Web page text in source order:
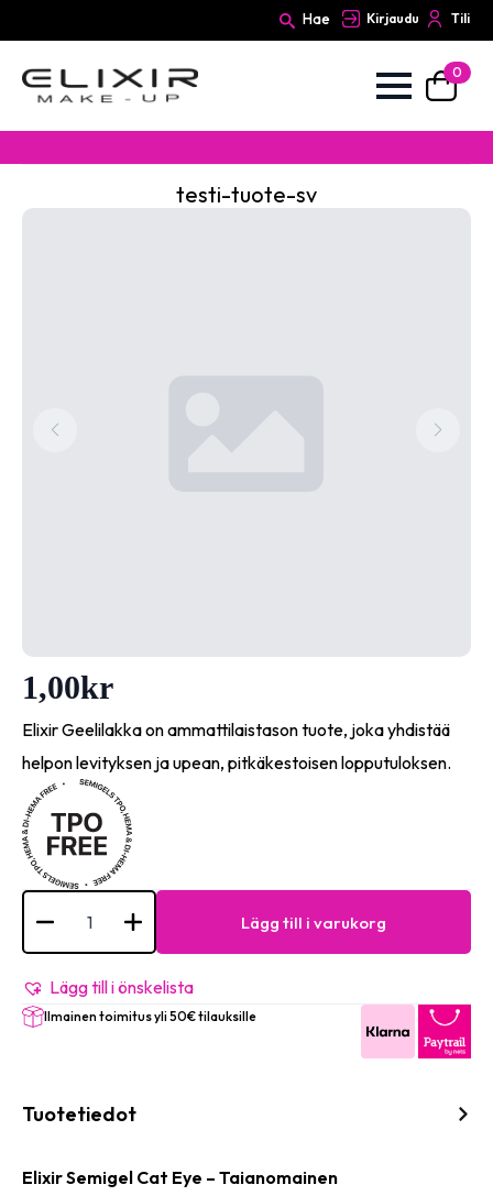
Hae Kirjaudu Tili
0
testi-tuote-sv
1,00kr
Elixir Geelilakka on ammattilaistason tuote, joka yhdistää
helpon levityksen ja upean, pitkäkestoisen lopputuloksen.
testi-
tuote-
mängd
Lägg till i varukorg
Lägg till i önskelista
Ilmainen toimitus yli 50€ tilauksille
Tuotetiedot
Elixir Semigel Cat Eye – Taianomainen